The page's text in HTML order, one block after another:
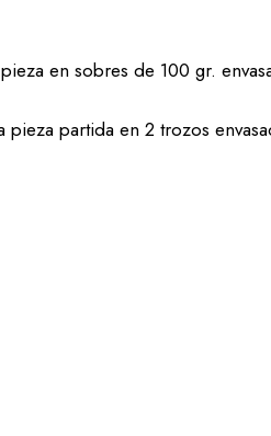
en sobres de 100 gr.
pieza partida en 2 trozos